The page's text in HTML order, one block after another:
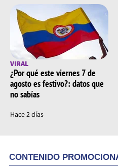
VIRAL
¿Por qué este viernes 7 de
agosto es festivo?: datos que
no sabías
Hace 2 días